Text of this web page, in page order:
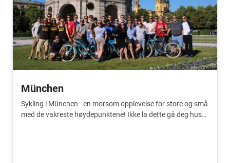
München
Sykling i München - en morsom opplevelse for store og små
med de vakreste høydepunktene! Ikke la dette gå deg hus